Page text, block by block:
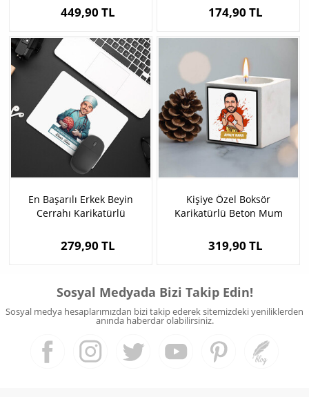
449,90 TL 174,90 TL
En Başarılı Erkek Beyin
Cerrahı Karikatürlü
279,90 TL
Kişiye Özel Boksör
Karikatürlü Beton Mum
319,90 TL
Sosyal Medyada Bizi Takip Edin!
Sosyal medya hesaplarımızdan bizi takip ederek sitemizdeki yeniliklerden
anında haberdar olabilirsiniz.